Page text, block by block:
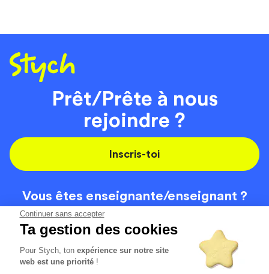
Continuer sans accepter
Ta gestion des cookies
Pour Stych, tonexpérience sur notre site
web est une priorité !
Prêt/Prête à nous
rejoindre ?
Inscris-toi
Vous êtes enseignante/enseignant ?
On recrute
Code de la route
Contact